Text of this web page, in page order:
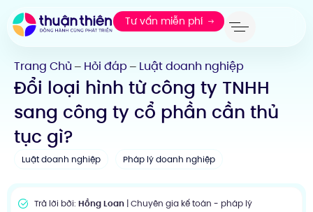
Tư vấn miễn phí
Trang Chủ — Hỏi đáp — Luật doanh nghiệp
Đổi loại hình từ công ty TNHH
sang công ty cổ phần cần thủ
tục gì?
Luật doanh nghiệp Pháp lý doanh nghiệp
Trả lời bởi: Hồng Loan| Chuyên gia kế toán - pháp lý